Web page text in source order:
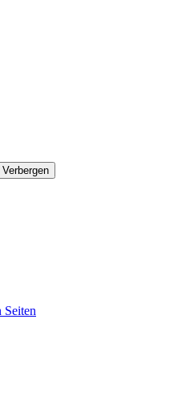
Verbergen
Seiten